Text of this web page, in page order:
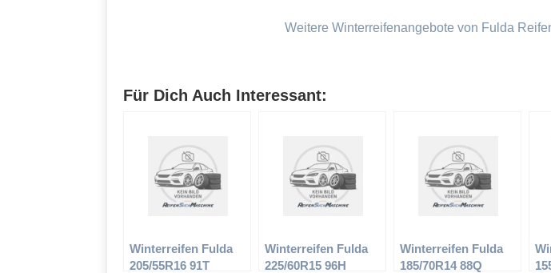
Weitere Winterreifenangebote von Fulda
Für Dich Auch Interessant:
Winterreifen Fulda
205/55R16 91T
Winterreifen Fulda
225/60R15 96H
Winterreifen Fulda
185/70R14 88Q